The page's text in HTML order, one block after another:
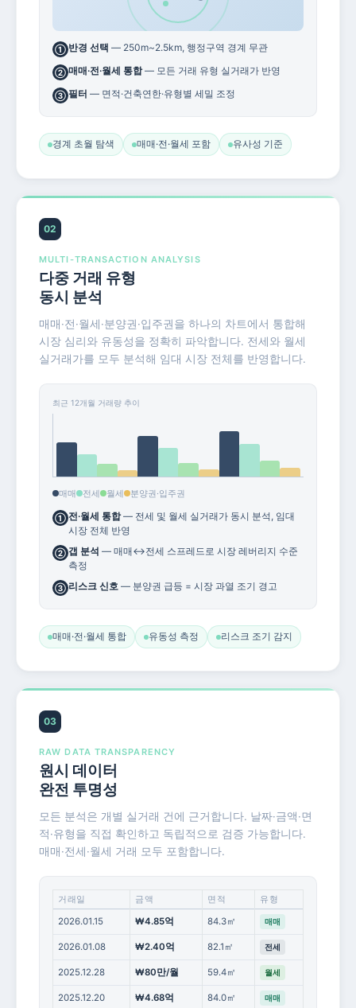
① 반경 선택 — 250m~2.5km, 행정구역 경계 무관
② 매매·전·월세 통합— 모든 거래 유형 실거래가 반영
③ 필터 — 면적·건축연한·유형별 세밀 조정
경계 초월 탐색 매매·전·월세 포함 유사성 기준
02
MULTI-TRANSACTION ANALYSIS
다중 거래 유형
동시 분석
매매·전·월세·분양권·입주권을 하나의 차트에서 통합해
시장 심리와 유동성을 정확히 파악합니다. 전세와 월세
실거래가를 모두 분석해 임대 시장 전체를 반영합니다.
최근 12개월 거래량 추이
매매 전세 월세 분양권·입주권
① 전·월세 통합— 전세 및 월세 실거래가 동시 분석, 임대
시장 전체 반영
② 갭 분석 — 매매↔전세 스프레드로 시장 레버리지 수준
측정
③ 리스크 신호 — 분양권 급등 = 시장 과열 조기 경고
매매·전·월세 통합 유동성 측정 리스크 조기 감지
03
RAW DATA TRANSPARENCY
원시 데이터
완전 투명성
모든 분석은 개별 실거래 건에 근거합니다. 날짜·금액·면
적·유형을 직접 확인하고 독립적으로 검증 가능합니다.
매매·전세·월세 거래 모두 포함합니다.
거래일 금액 면적 유형
2026.01.15 ₩4.85억 84.3㎡ 매매
2026.01.08 ₩2.40억 82.1㎡ 전세
2025.12.28 ₩80만/월 59.4㎡ 월세
2025.12.20 ₩4.68억 84.0㎡ 매매